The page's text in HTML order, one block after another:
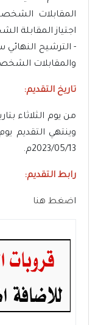
المقابلات
اجتياز المقابلة
- الترشيح النهائي
والمقابلات
تاريخ التقديم:
2023/05/13م.
رابط التقديم:
اضغط هنا